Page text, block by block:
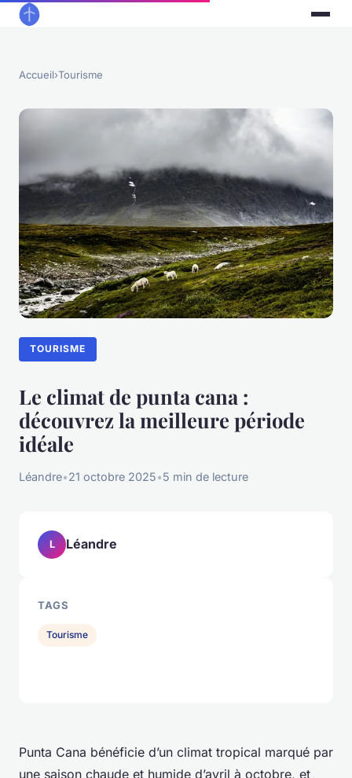
Accueil›Tourisme
TOURISME
Le climat de punta cana :
découvrez la meilleure période
idéale
Léandre•21 octobre 2025•5 min de lecture
Punta Cana bénéficie d’un climat tropical marqué par
une saison chaude et humide d’avril à octobre, et
L Léandre
TAGS
Tourisme